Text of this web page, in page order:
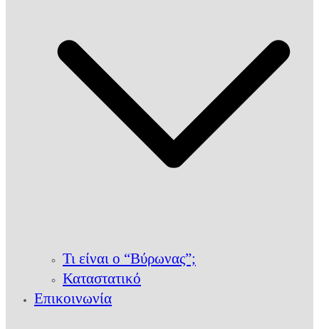
Τι είναι ο “Βύρωνας”;
Καταστατικό
Επικοινωνία